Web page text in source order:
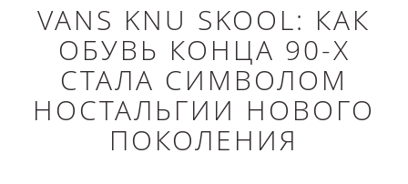
VANS KNU SKOOL: КАК
ОБУВЬ КОНЦА 90-Х
СТАЛА СИМВОЛОМ
НОСТАЛЬГИИ НОВОГО
ПОКОЛЕНИЯ